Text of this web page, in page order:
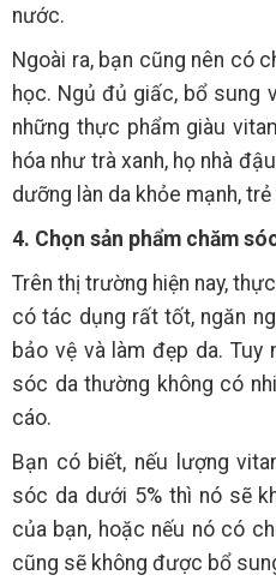
nước.
Ngoài ra, bạn cũng nên có
học. Ngủ đủ giấc, bổ sung
những thực phẩm giàu
hóa như trà xanh, họ nhà
dưỡng làn da khỏe mạnh,
4. Chọn sản phẩm chăm
Trên thị trường hiện nay,
có tác dụng rất tốt, ngăn
bảo vệ và làm đẹp da. Tuy
sóc da thường không có
cáo.
Bạn có biết, nếu lượng
sóc da dưới 5% thì nó sẽ
của bạn, hoặc nếu nó có
cũng sẽ không được bổ